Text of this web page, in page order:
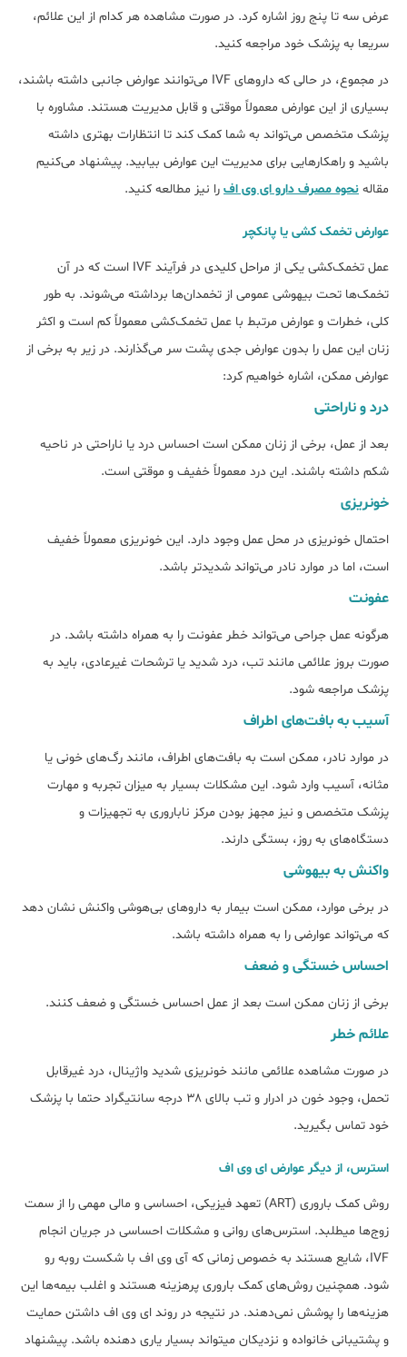
عرض سه تا پنج روز اشاره کرد. در صورت مشاهده هر کدام از این علائم،
سریعا به پزشک خود مراجعه کنید.
در مجموع، در حالی که داروهای IVF می‌توانند عوارض جانبی داشته باشند،
بسیاری از این عوارض معمولاً موقتی و قابل مدیریت هستند. مشاوره با
پزشک متخصص می‌تواند به شما کمک کند تا انتظارات بهتری داشته
باشید و راهکارهایی برای مدیریت این عوارض بیابید. پیشنهاد می‌کنیم
مقاله نحوه مصرف دارو ای وی اف را نیز مطالعه کنید.
عوارض تخمک کشی یا پانکچر
عمل تخمک‌کشی یکی از مراحل کلیدی در فرآیند IVF است که در آن
تخمک‌ها تحت بی‎هوشی عمومی از تخمدان‌ها برداشته می‌شوند. به طور
کلی، خطرات و عوارض مرتبط با عمل تخمک‌کشی معمولاً کم است و اکثر
زنان این عمل را بدون عوارض جدی پشت سر می‌گذارند. در زیر به برخی از
عوارض ممکن، اشاره خواهیم کرد:
درد و ناراحتی
بعد از عمل، برخی از زنان ممکن است احساس درد یا ناراحتی در ناحیه
شکم داشته باشند. این درد معمولاً خفیف و موقتی است.
خونریزی
احتمال خونریزی در محل عمل وجود دارد. این خونریزی معمولاً خفیف
است، اما در موارد نادر می‌تواند شدیدتر باشد.
عفونت
هرگونه عمل جراحی می‌تواند خطر عفونت را به همراه داشته باشد. در
صورت بروز علائمی مانند تب، درد شدید یا ترشحات غیرعادی، باید به
پزشک مراجعه شود.
آسیب به بافت‌های اطراف
در موارد نادر، ممکن است به بافت‌های اطراف، مانند رگ‌های خونی یا
مثانه، آسیب وارد شود. این مشکلات بسیار به میزان تجربه و مهارت
پزشک متخصص و نیز مجهز بودن مرکز ناباروری به تجهیزات و
دستگاه‎‌های به روز، بستگی دارند.
واکنش به بی‎هوشی
در برخی موارد، ممکن است بیمار به داروهای بی‌هوشی واکنش نشان دهد
که می‌تواند عوارضی را به همراه داشته باشد.
احساس خستگی و ضعف
برخی از زنان ممکن است بعد از عمل احساس خستگی و ضعف کنند.
علائم خطر
در صورت مشاهده علائمی مانند خون‎ریزی شدید واژینال، درد غیرقابل
تحمل، وجود خون در ادرار و تب بالای ۳۸ درجه سانتیگراد حتما با پزشک
خود تماس بگیرید.
استرس، از دیگر عوارض ای وی اف
روش کمک باروری (ART) تعهد فیزیکی، احساسی و مالی مهمی را از سمت
زوج‌ها می‎طلبد. استرس‎‌های روانی و مشکلات احساسی در جریان انجام
IVF، شایع هستند به خصوص زمانی که آی وی اف با شکست روبه رو
شود. همچنین روش‎‌های کمک باروری پرهزینه هستند و اغلب بیمه‎‌ها این
هزینه‎‌ها را پوشش نمی‎‌دهند. در نتیجه در روند ای وی اف داشتن حمایت
و پشتیبانی خانواده و نزدیکان می‎تواند بسیار یاری دهنده باشد. پیشنهاد